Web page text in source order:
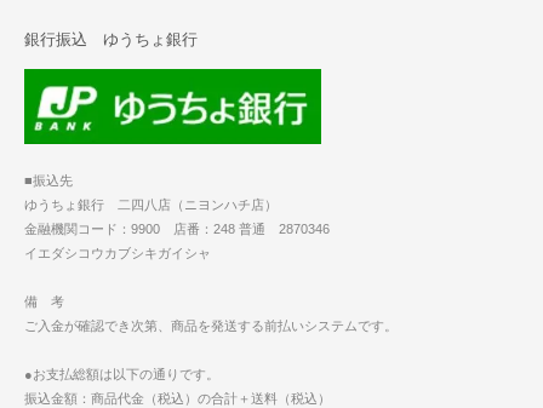
銀行振込 ゆうちょ銀行
■振込先
ゆうちょ銀行 二四八店（ニヨンハチ店）
金融機関コード：9900 店番：248 普通 2870346
イエダシコウカブシキガイシャ
備 考
ご入金が確認でき次第、商品を発送する前払いシステムです。
●お支払総額は以下の通りです。
振込金額：商品代金（税込）の合計＋送料（税込）